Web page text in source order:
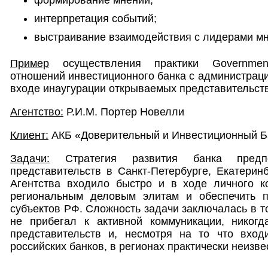
интерпретация событий;
выстраивание взаимодействия с лидерами
Пример осуществления практики
отношений инвестиционного банка с
входе инаугурации открываемых
Агентство: Р.И.М. Портер Новелли
Клиент: АКБ «Доверительный и Инвестиционный
Задачи: Стратегия развития банка
представительств в Санкт-Петербурге,
Агентства входило быстро и в ходе личного
региональным деловым элитам и обеспечить
субъектов РФ. Сложность задачи заключалась в
не прибегал к активной коммуникации,
представительств и, несмотря на то что
российских банков, в регионах практически